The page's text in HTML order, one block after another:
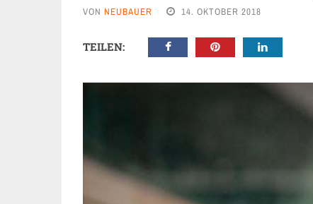
VON NEUBAUER 14. OKTOBER 2018
TEILEN: